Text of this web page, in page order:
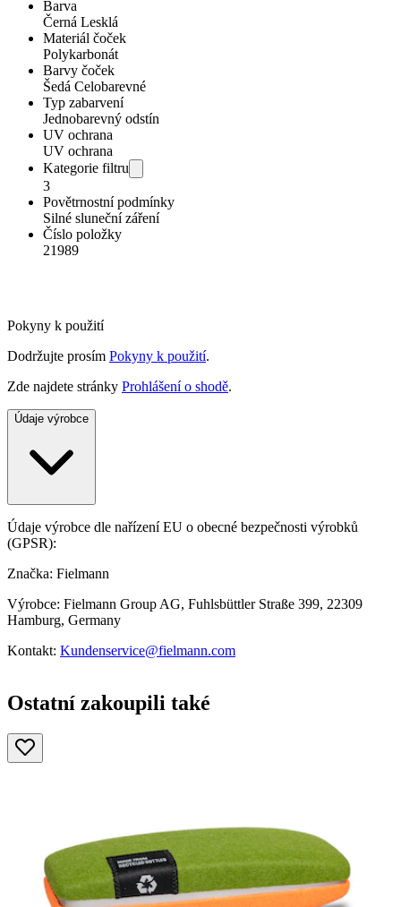
Barva
Černá Lesklá
Materiál čoček
Polykarbonát
Barvy čoček
Šedá Celobarevné
Typ zabarvení
Jednobarevný odstín
UV ochrana
UV ochrana
Kategorie filtru
3
Povětrnostní podmínky
Silné sluneční záření
Číslo položky
21989
Pokyny k použití
Dodržujte prosím Pokyny k použití.
Zde najdete stránky Prohlášení o shodě.
Údaje výrobce
Údaje výrobce dle nařízení EU o obecné bezpečnosti výrobků
(GPSR):
Značka: Fielmann
Výrobce: Fielmann Group AG, Fuhlsbüttler Straße 399, 22309
Hamburg, Germany
Kontakt: Kundenservice@fielmann.com
Ostatní zakoupili také